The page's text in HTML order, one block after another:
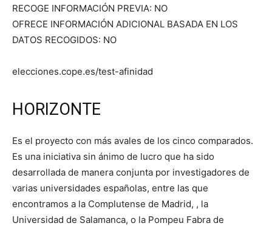
RECOGE INFORMACIÓN PREVIA: NO
OFRECE INFORMACIÓN ADICIONAL BASADA EN LOS
DATOS RECOGIDOS: NO
elecciones.cope.es/test-afinidad
HORIZONTE
Es el proyecto con más avales de los cinco comparados.
Es una iniciativa sin ánimo de lucro que ha sido
desarrollada de manera conjunta por investigadores de
varias universidades españolas, entre las que
encontramos a la Complutense de Madrid, , la
Universidad de Salamanca, o la Pompeu Fabra de